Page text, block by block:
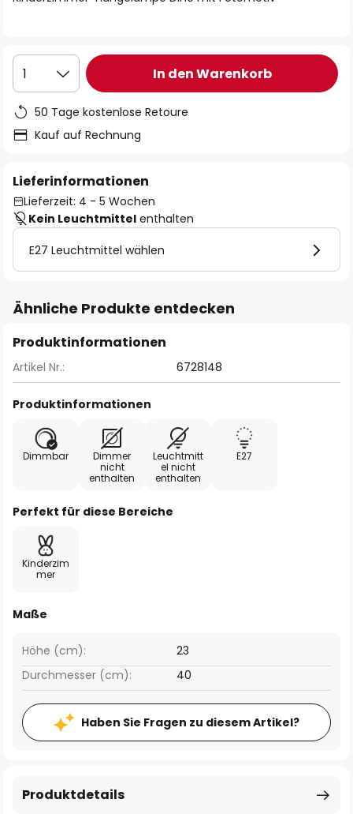
1 In den Warenkorb
50 Tage kostenlose Retoure
Kauf auf Rechnung
Lieferinformationen
Lieferzeit: 4 - 5 Wochen
Kein Leuchtmittel enthalten
E27 Leuchtmittel wählen
Ähnliche Produkte entdecken
Produktinformationen
Artikel Nr.: 6728148
Produktinformationen
Dimmbar
Dimmer
nicht
enthalten
Leuchtmitt
el nicht
enthalten
E27
Perfekt für diese Bereiche
Kinderzim
mer
Maße
Höhe (cm):
23
Durchmesser (cm):
40
Haben Sie Fragen zu diesem Artikel?
Produktdetails